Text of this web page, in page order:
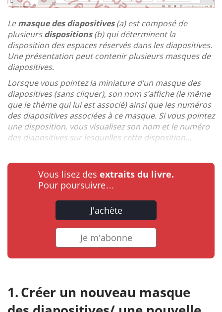
Lemasque des diapositives(a) est composé de
plusieursdispositions(b) qui déterminent la
disposition des espaces réservés dans les diapositives.
Une présentation peut contenir plusieurs masques de
diapositives.
Lorsque vous pointez la miniature d’un masque des
diapositives (sans cliquer), son nom s’affiche (le même
que le thème qui lui est associé) ainsi que les numéros
des diapositives associées à ce masque. Si vous pointez
une disposition, vous visualisez son nom et le numéro
des diapositives sur lesquelles cette disposition...
Vous lisez des extraits du livre.
Pour poursuivre…
J'achète
Je m'abonne
Créer un nouveau masque